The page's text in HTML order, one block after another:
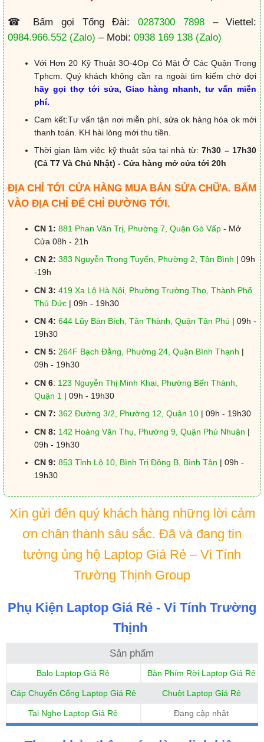
☎ Bấm gọi Tổng Đài:0287300 7898– Viettel:
0984.966.552 (Zalo) – Mobi: 0938 169 138 (Zalo)
Với Hơn 20 Kỹ Thuật 3O-4Op Có Mặt Ở Các Quận Trong
Tphcm. Quý khách không cần ra ngoài tìm kiếm chờ đợi
hãy gọi thợ tới sửa, Giao hàng nhanh, tư vấn miễn
phí.
Cam kết:Tư vấn tận nơi miễn phí, sửa ok hàng hóa ok mới
thanh toán. KH hài lòng mới thu tiền.
Thời gian làm việc kỹ thuật sửa tại nhà từ: 7h30 – 17h30
(Cả T7 Và Chủ Nhật) - Cửa hàng mở cửa tới 20h
ĐỊA CHỈ TỚI CỬA HÀNG MUA BÁN SỬA CHỮA. BẤM
VÀO ĐỊA CHỈ ĐỂ CHỈ ĐƯỜNG TỚI.
CN 1: 881 Phan Văn Trị, Phường 7, Quận Gò Vấp- Mở
Cửa 08h - 21h
CN 2: 383 Nguyễn Trọng Tuyển, Phường 2, Tân Bình | 09h
-19h
CN 3: 419 Xa Lộ Hà Nội, Phường Trường Thọ, Thành Phố
Thủ Đức| 09h - 19h30
CN 4: 644 Lũy Bán Bích, Tân Thành, Quận Tân Phú | 09h -
19h30
CN 5: 264F Bạch Đằng, Phường 24, Quận Bình Thạnh |
09h - 19h30
CN 6: 123 Nguyễn Thị Minh Khai, Phường Bến Thành,
Quận 1 | 09h - 19h30
CN 7: 362 Đường 3/2, Phường 12, Quận 10| 09h - 19h30
CN 8: 142 Hoàng Văn Thụ, Phường 9, Quận Phú Nhuận |
09h - 19h30
CN 9: 853 Tỉnh Lộ 10, Bình Trị Đông B, Bình Tân | 09h -
19h30
Xin gửi đến quý khách hàng những lời cảm
ơn chân thành sâu sắc. Đã và đang tin
tưởng ủng hộ Laptop Giá Rẻ – Vi Tính
Trường Thịnh Group
Phụ Kiện Laptop Giá Rẻ - Vi Tính Trường
Thịnh
Sản phẩm
Balo Laptop Giá Rẻ Bàn Phím Rời Laptop Giá Rẻ
Cáp Chuyển Cổng Laptop Giá Rẻ Chuột Laptop Giá Rẻ
Tai Nghe Laptop Giá Rẻ Đang cập nhật